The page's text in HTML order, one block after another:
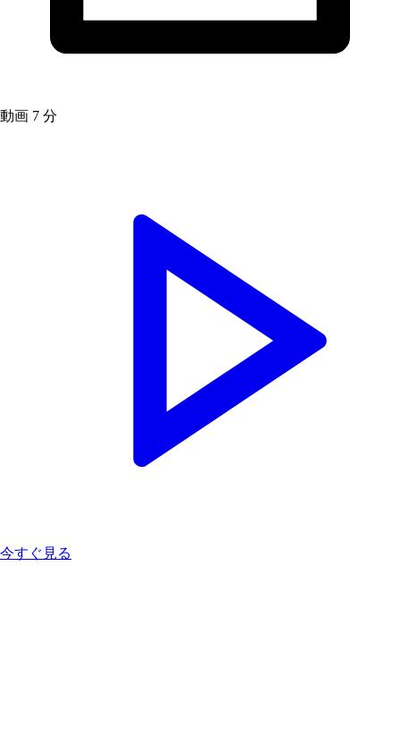
動画 7 分
今すぐ見る